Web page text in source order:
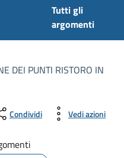
Tutti gli
argomenti
DEI PUNTI RISTORO IN
Condividi Vedi azioni